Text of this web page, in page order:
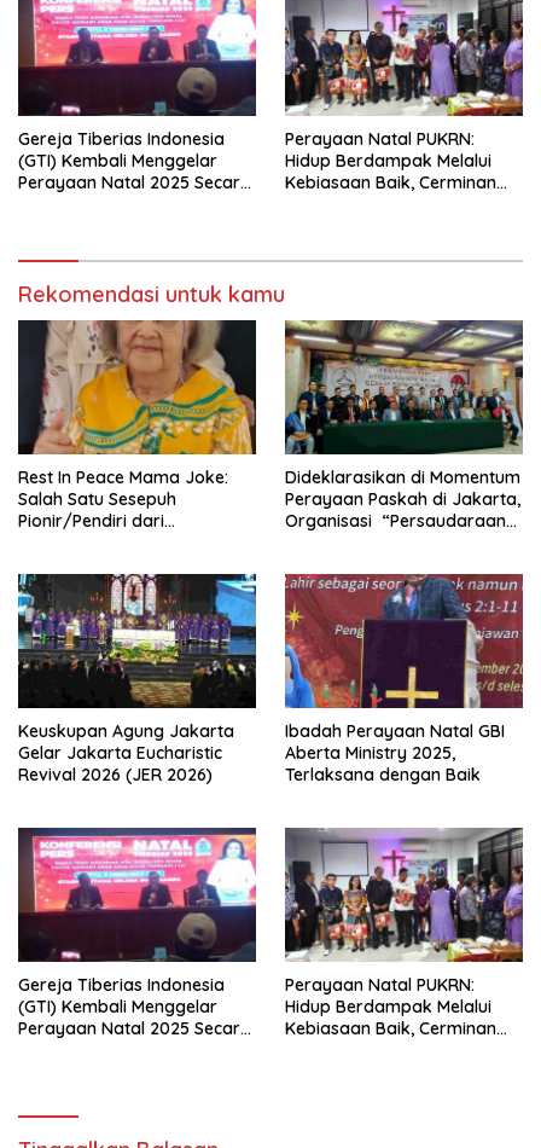
Gereja Tiberias Indonesia
(GTI) Kembali Menggelar
Perayaan Natal 2025 Secara
Perayaan Natal PUKRN:
Hidup Berdampak Melalui
Kebiasaan Baik, Cerminan
Rekomendasi untuk kamu
Rest In Peace Mama Joke:
Salah Satu Sesepuh
Pionir/Pendiri dari
Indonesia Jemaat Pancaran
Kasih Allah.
Dideklarasikan di Momentum
Perayaan Paskah di Jakarta,
Organisasi “Persaudaraan
Menjadi Wadah
Kebersamaan Lintas
Denominasi untuk
Menghimpun Potensi Warga
Gereja Diaspora untuk
Menjawab Tantangan Sosial
Keuskupan Agung Jakarta
Gelar Jakarta Eucharistic
Revival 2026 (JER 2026)
Ibadah Perayaan Natal GBI
Aberta Ministry 2025,
Terlaksana dengan Baik
Gereja Tiberias Indonesia
(GTI) Kembali Menggelar
Perayaan Natal 2025 Secara
Perayaan Natal PUKRN:
Hidup Berdampak Melalui
Kebiasaan Baik, Cerminan